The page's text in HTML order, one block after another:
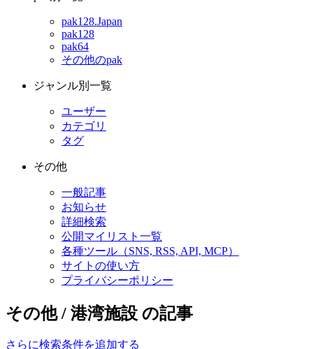
pak128.Japan
pak128
pak64
その他のpak
ジャンル別一覧
ユーザー
カテゴリ
タグ
その他
一般記事
お知らせ
詳細検索
公開マイリスト一覧
各種ツール（SNS, RSS, API, MCP）
サイトの使い方
プライバシーポリシー
その他 / 港湾施設 の記事
さらに検索条件を追加する